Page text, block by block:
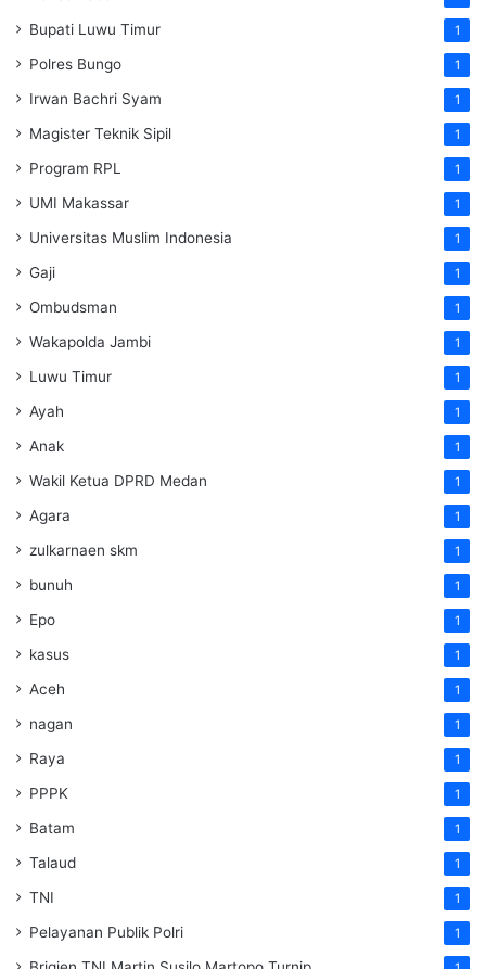
Bupati Luwu Timur 1
Polres Bungo 1
Irwan Bachri Syam 1
Magister Teknik Sipil 1
Program RPL 1
UMI Makassar 1
Universitas Muslim Indonesia 1
Gaji 1
Ombudsman 1
Wakapolda Jambi 1
Luwu Timur 1
Ayah 1
Anak 1
Wakil Ketua DPRD Medan 1
Agara 1
zulkarnaen skm 1
bunuh 1
Epo 1
kasus 1
Aceh 1
nagan 1
Raya 1
PPPK 1
Batam 1
Talaud 1
TNI 1
Pelayanan Publik Polri 1